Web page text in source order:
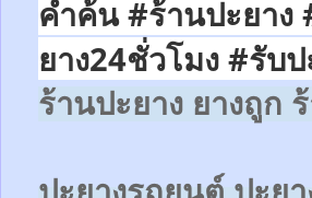
คำค้น #ร้านปะยาง
ยาง24ชั่วโมง #รับป
ร้านปะยาง ยางถูก